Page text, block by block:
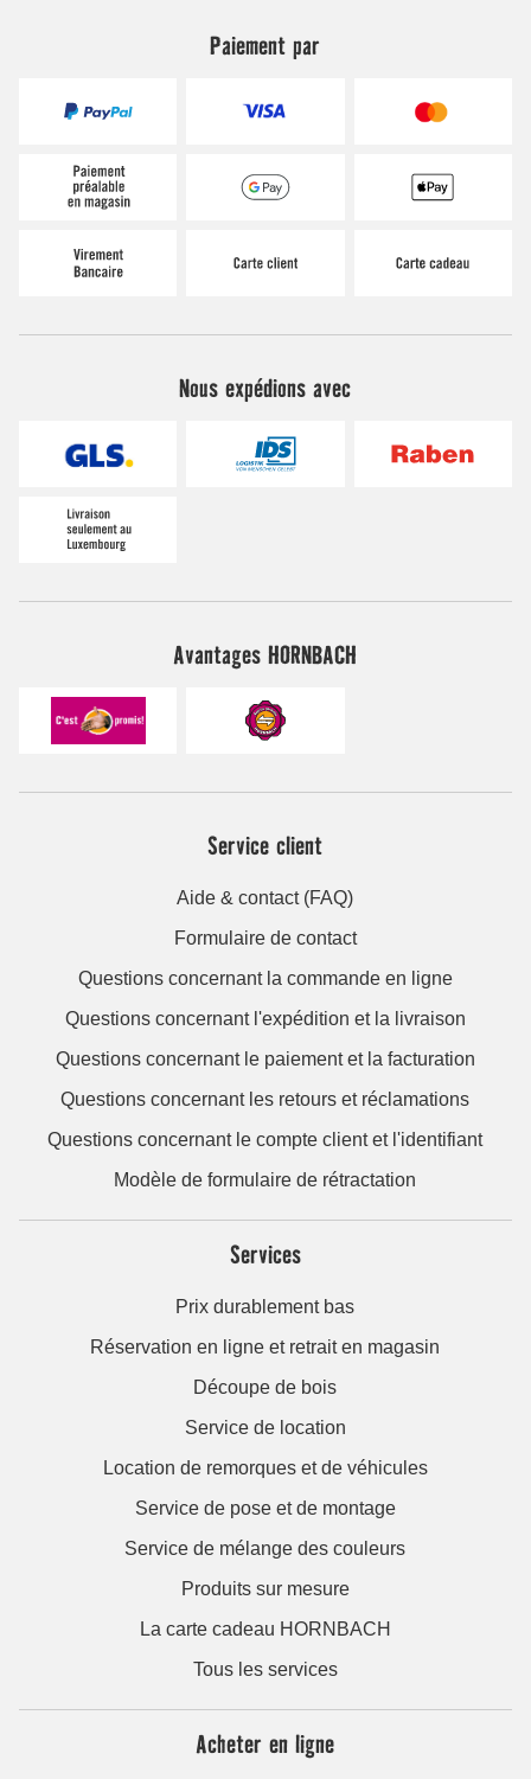
Paiement par
Nous expédions avec
Avantages HORNBACH
Service client
Aide & contact (FAQ)
Formulaire de contact
Questions concernant la commande en ligne
Questions concernant l'expédition et la livraison
Questions concernant le paiement et la facturation
Questions concernant les retours et réclamations
Questions concernant le compte client et l'identifiant
Modèle de formulaire de rétractation
Services
Prix durablement bas
Réservation en ligne et retrait en magasin
Découpe de bois
Service de location
Location de remorques et de véhicules
Service de pose et de montage
Service de mélange des couleurs
Produits sur mesure
La carte cadeau HORNBACH
Tous les services
Acheter en ligne